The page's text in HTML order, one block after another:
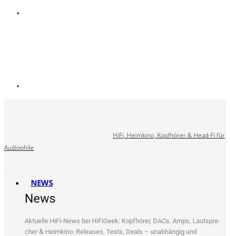
HiFi, Heimkino, Kopfhörer & Head-Fi für
Audiophile
NEWS
News
Aktu­el­le HiFi-News bei HiFi­Ge­ek: Kopf­hö­rer, DACs, Amps, Laut­spre­
cher & Heim­ki­no. Releases, Tests, Deals – unab­hän­gig und